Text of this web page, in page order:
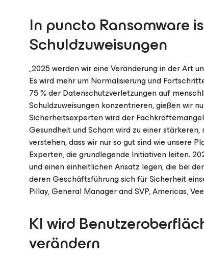
In puncto Ransomware
Schuldzuweisungen
„2025 werden wir eine Veränderung in der Art
Es wird mehr um Normalisierung und
75 % der Datenschutzverletzungen auf
Schuldzuweisungen konzentrieren, gießen wir
Sicherheitsexperten wird der
Gesundheit und Scham wird zu einer
verstehen, dass wir nur so gut sind wie unsere
Experten, die grundlegende Initiativen leiten.
und einen einheitlichen Ansatz legen, die bei
deren Geschäftsführung sich für Sicherheit
Pillay, General Manager and SVP, Americas,
KI wird
verändern